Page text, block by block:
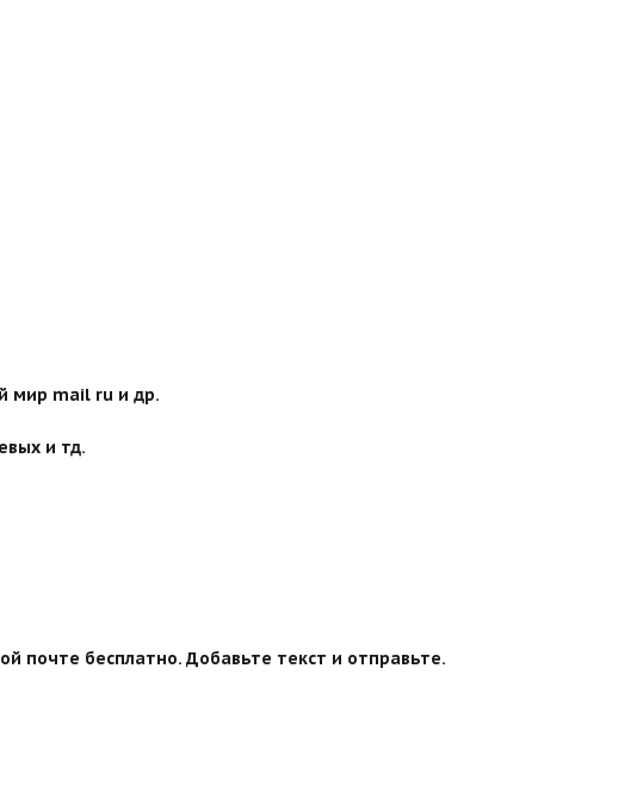
мир mail ru и др.
и тд.
почте бесплатно. Добавьте текст и отправьте.